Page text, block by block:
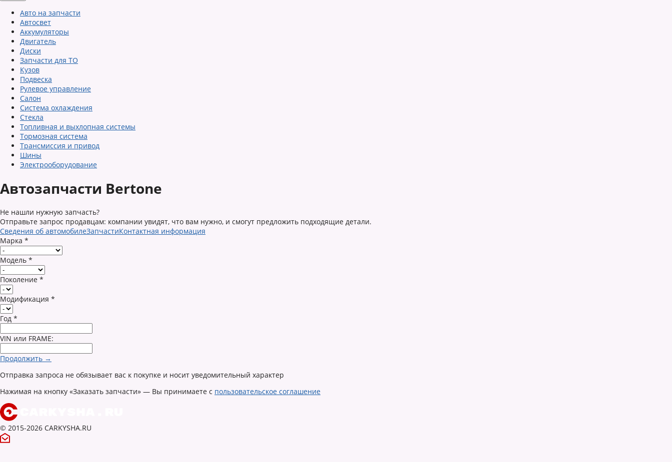
Авто на запчасти
Автосвет
Аккумуляторы
Двигатель
Диски
Запчасти для ТО
Кузов
Подвеска
Рулевое управление
Салон
Система охлаждения
Стекла
Топливная и выхлопная системы
Тормозная система
Трансмиссия и привод
Шины
Электрооборудование
Автозапчасти Bertone
Не нашли нужную запчасть?
Отправьте запрос продавцам: компании увидят, что вам нужно, и смогут предложить подходящие детали.
Сведения об автомобилеЗапчастиКонтактная информация
Марка *
Модель *
Поколение *
Модификация *
Год *
VIN или FRAME:
Продолжить →
Отправка запроса не обязывает вас к покупке и носит уведомительный характер
Нажимая на кнопку «Заказать запчасти» — Вы принимаете с пользовательское соглашение
© 2015-2026 CARKYSHA.RU